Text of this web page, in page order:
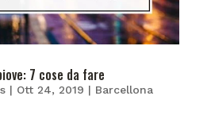
7 cose da fare
| Ott 24, 2019 | Barcellona